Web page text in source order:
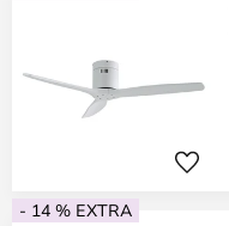
- 14 % EXTRA